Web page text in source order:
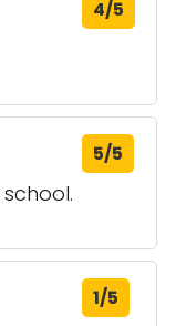
4/5
5/5
1/5